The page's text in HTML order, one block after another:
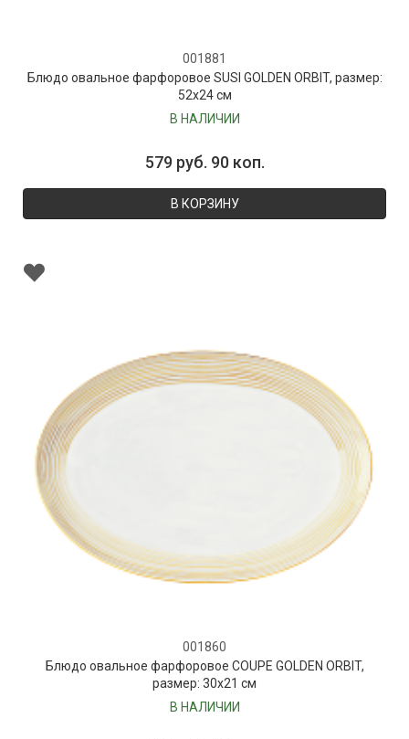
001881
Блюдо овальное фарфоровое SUSI GOLDEN ORBIT, размер:
52х24 см
В НАЛИЧИИ
579 руб. 90 коп.
В КОРЗИНУ
001860
Блюдо овальное фарфоровое COUPE GOLDEN ORBIT,
размер: 30х21 см
В НАЛИЧИИ